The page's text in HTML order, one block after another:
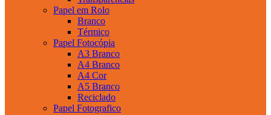
Papel em Rolo
Branco
Térmico
Papel Fotocópia
A3 Branco
A4 Branco
A4 Cor
A5 Branco
Reciclado
Papel Fotografico